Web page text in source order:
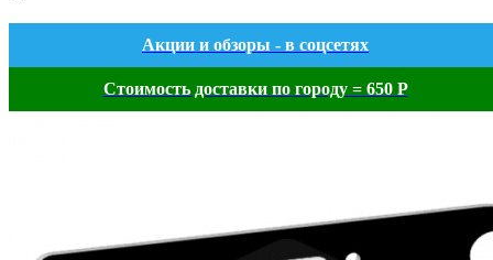
Акции и обзоры - в соцсетях
Стоимость доставки по городу = 650 Р